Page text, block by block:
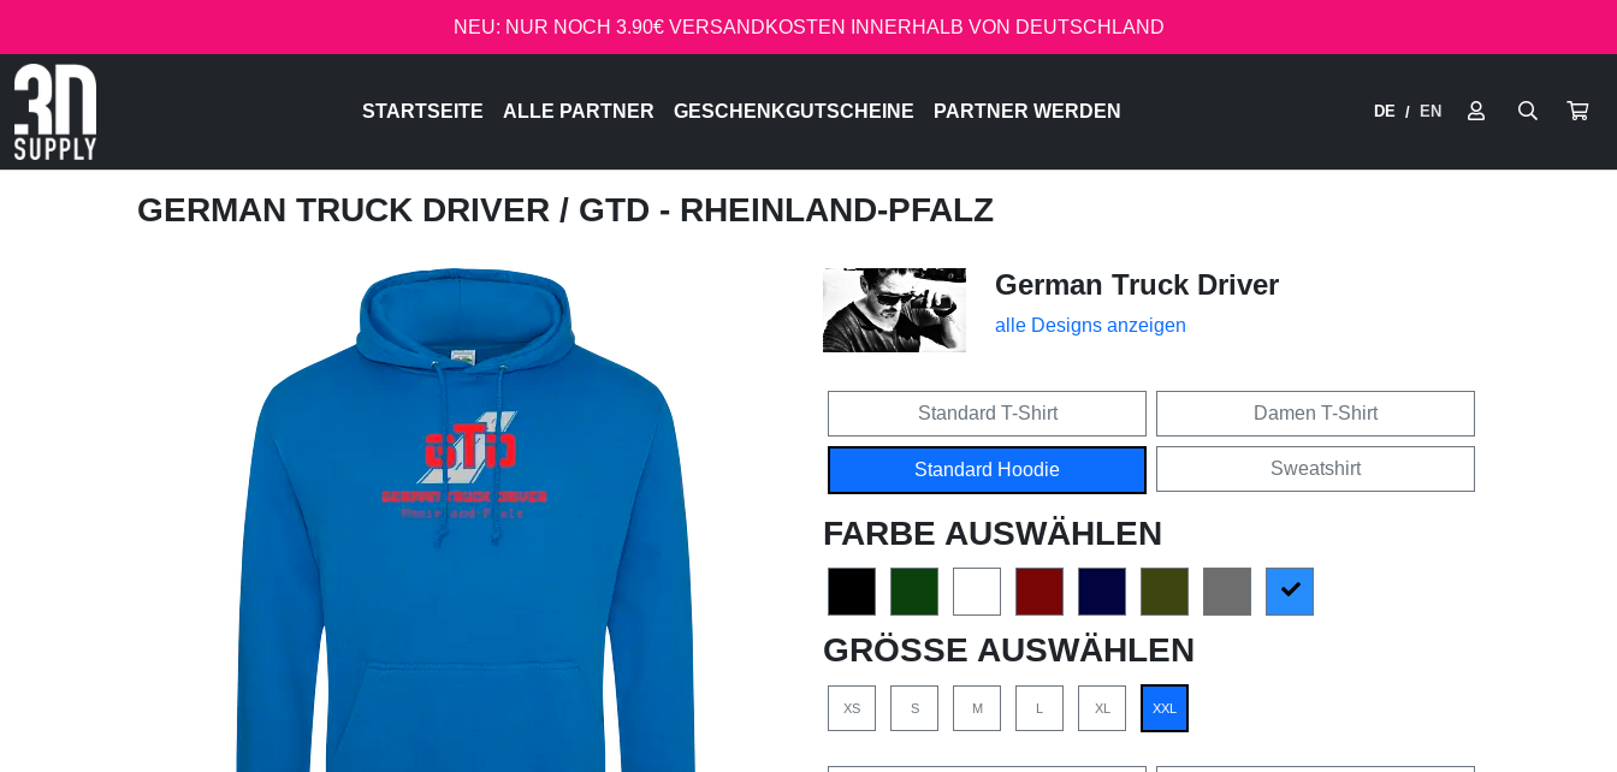
NEU: NUR NOCH 3.90€ VERSANDKOSTEN INNERHALB VON DEUTSCHLAND
STARTSEITE ALLE PARTNER GESCHENKGUTSCHEINE PARTNER WERDEN DE / EN
GERMAN TRUCK DRIVER / GTD - RHEINLAND-PFALZ
German Truck Driver
alle Designs anzeigen
Standard T-Shirt Damen T-Shirt
Standard Hoodie Sweatshirt
FARBE AUSWÄHLEN
GRÖSSE AUSWÄHLEN
XS S M XL XXL